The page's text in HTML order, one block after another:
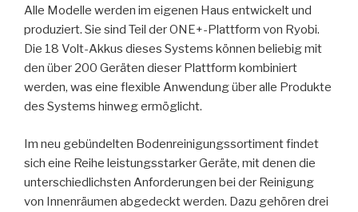
Alle Modelle werden im eigenen Haus entwickelt und
produziert. Sie sind Teil der ONE+-Plattform von Ryobi.
Die 18 Volt-Akkus dieses Systems können beliebig mit
den über 200 Geräten dieser Plattform kombiniert
werden, was eine flexible Anwendung über alle Produkte
des Systems hinweg ermöglicht.
Im neu gebündelten Bodenreinigungssortiment findet
sich eine Reihe leistungsstarker Geräte, mit denen die
unterschiedlichsten Anforderungen bei der Reinigung
von Innenräumen abgedeckt werden. Dazu gehören drei